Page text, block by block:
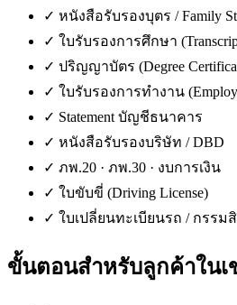
✓ หนังสือรับรองบุตร / Family
✓ ใบรับรองการศึกษา
✓ ปริญญาบัตร (Degree
✓ ใบรับรองการทำงาน
✓ Statement บัญชีธนาคาร
✓ หนังสือรับรองบริษัท / DBD
✓ ภพ.20 · ภพ.30 · งบการเงิน
✓ ใบขับขี่ (Driving License)
✓ ใบเปลี่ยนทะเบียนรถ / กรรม
ขั้นตอนสำหรับลูกค้าใน